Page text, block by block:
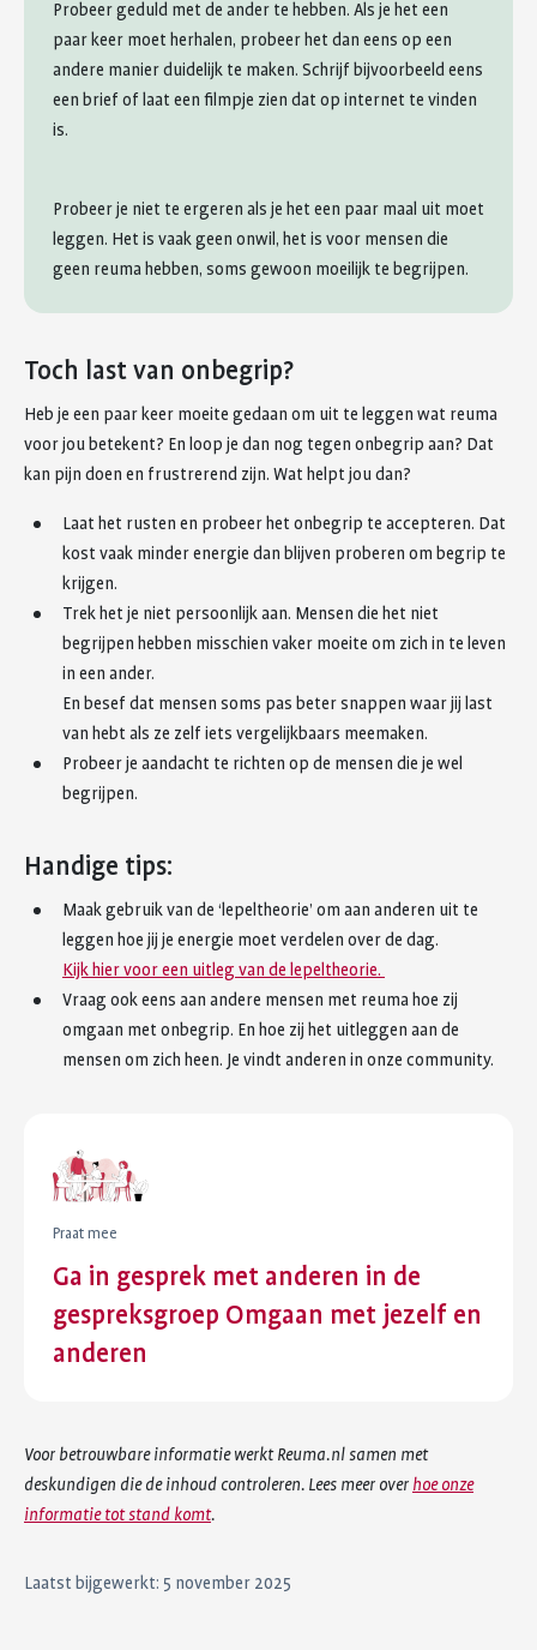
Probeer geduld met de ander te hebben. Als je het een
paar keer moet herhalen, probeer het dan eens op een
andere manier duidelijk te maken. Schrijf bijvoorbeeld eens
een brief of laat een filmpje zien dat op internet te vinden
is.
Probeer je niet te ergeren als je het een paar maal uit moet
leggen. Het is vaak geen onwil, het is voor mensen die
geen reuma hebben, soms gewoon moeilijk te begrijpen.
Toch last van onbegrip?
Heb je een paar keer moeite gedaan om uit te leggen wat reuma
voor jou betekent? En loop je dan nog tegen onbegrip aan? Dat
kan pijn doen en frustrerend zijn. Wat helpt jou dan?
Laat het rusten en probeer het onbegrip te accepteren. Dat
kost vaak minder energie dan blijven proberen om begrip te
krijgen.
Trek het je niet persoonlijk aan. Mensen die het niet
begrijpen hebben misschien vaker moeite om zich in te leven
in een ander.
En besef dat mensen soms pas beter snappen waar jij last
van hebt als ze zelf iets vergelijkbaars meemaken.
Probeer je aandacht te richten op de mensen die je wel
begrijpen.
Handige tips:
Maak gebruik van de ‘lepeltheorie’ om aan anderen uit te
leggen hoe jij je energie moet verdelen over de dag.
Kijk hier voor een uitleg van de lepeltheorie.
Vraag ook eens aan andere mensen met reuma hoe zij
omgaan met onbegrip. En hoe zij het uitleggen aan de
mensen om zich heen. Je vindt anderen in onze community.
Praat mee
Ga in gesprek met anderen in de
gespreksgroep Omgaan met jezelf en
anderen
Voor betrouwbare informatie werkt Reuma.nl samen met
deskundigen die de inhoud controleren. Lees meer over hoe onze
informatie tot stand komt.
Laatst bijgewerkt: 5 november 2025